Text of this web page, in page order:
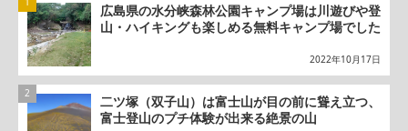
広島県の水分峡森林公園キャンプ場は川遊びや登
山・ハイキングも楽しめる無料キャンプ場でした
2022年10月17日
二ツ塚（双子山）は富士山が目の前に聳え立つ、
富士登山のプチ体験が出来る絶景の山